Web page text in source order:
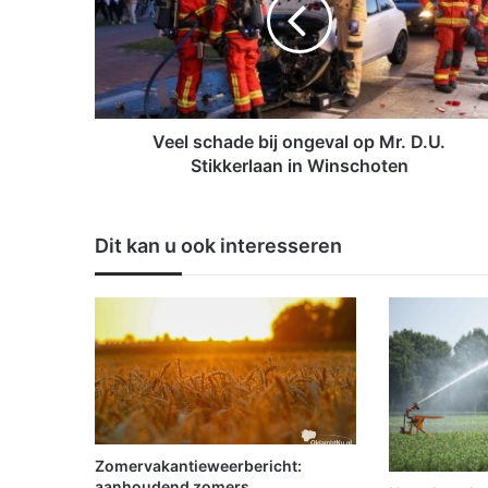
s
a
d
n
g
e
a
o
p
M
r
.
Veel schade bij ongeval op Mr. D.U.
Stikkerlaan in Winschoten
Dit kan u ook interesseren
Zomervakantieweerbericht: